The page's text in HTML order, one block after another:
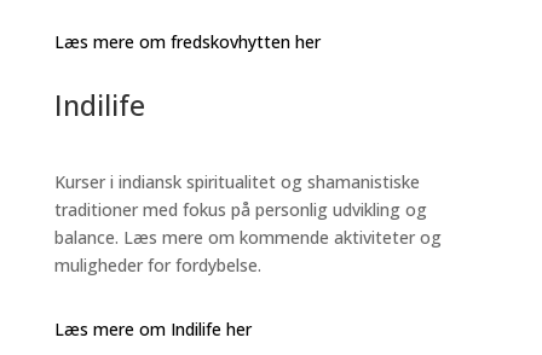
Læs mere om fredskovhytten her
Indilife
Kurser i indiansk spiritualitet og shamanistiske
traditioner med fokus på personlig udvikling og
balance. Læs mere om kommende aktiviteter og
muligheder for fordybelse.
Læs mere om Indilife her